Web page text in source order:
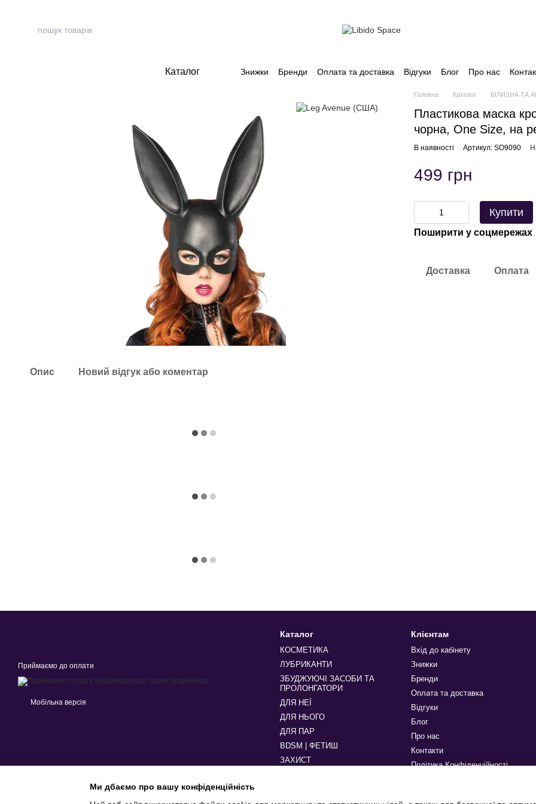
Каталог Знижки Бренди Оплата та доставка Відгуки Блог Про нас
Опис Новий відгук або коментар
Головна Каталог БІЛИЗНА ТА
Пластикова маска
чорна, One Size, на
В наявності Артикул: SO9090
499 грн
Купити
Поширити у соцмережах
Доставка Оплата
Приймаємо до оплати
Мобільна версія
Каталог
КОСМЕТИКА
ЛУБРИКАНТИ
ЗБУДЖУЮЧІ ЗАСОБИ ТА
ПРОЛОНГАТОРИ
ДЛЯ НЕЇ
ДЛЯ НЬОГО
ДЛЯ ПАР
BDSM | ФЕТИШ
ЗАХИСТ
Клієнтам
Вхід до кабінету
Знижки
Бренди
Оплата та доставка
Відгуки
Блог
Про нас
Контакти
Політика Конфіденційності
Ми дбаємо про вашу конфіденційність